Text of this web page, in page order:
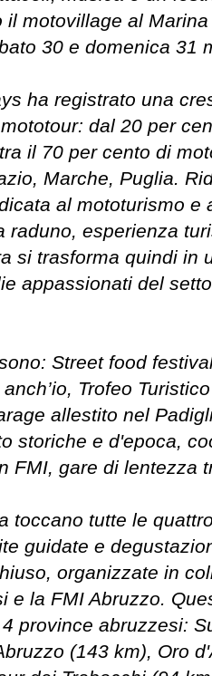
il motovillage al
30 e domenica 31
ha registrato una
dal 20 per
il 70 per cento di
Marche, Puglia.
al mototurismo e
raduno, esperienza
si trasforma quindi in
appassionati del
Street food
Trofeo
allestito nel
storiche e d'epoca,
FMI, gare di lentezza
toccano tutte le
guidate e
organizzate in
e la FMI Abruzzo.
province abruzzesi:
(143 km), Oro